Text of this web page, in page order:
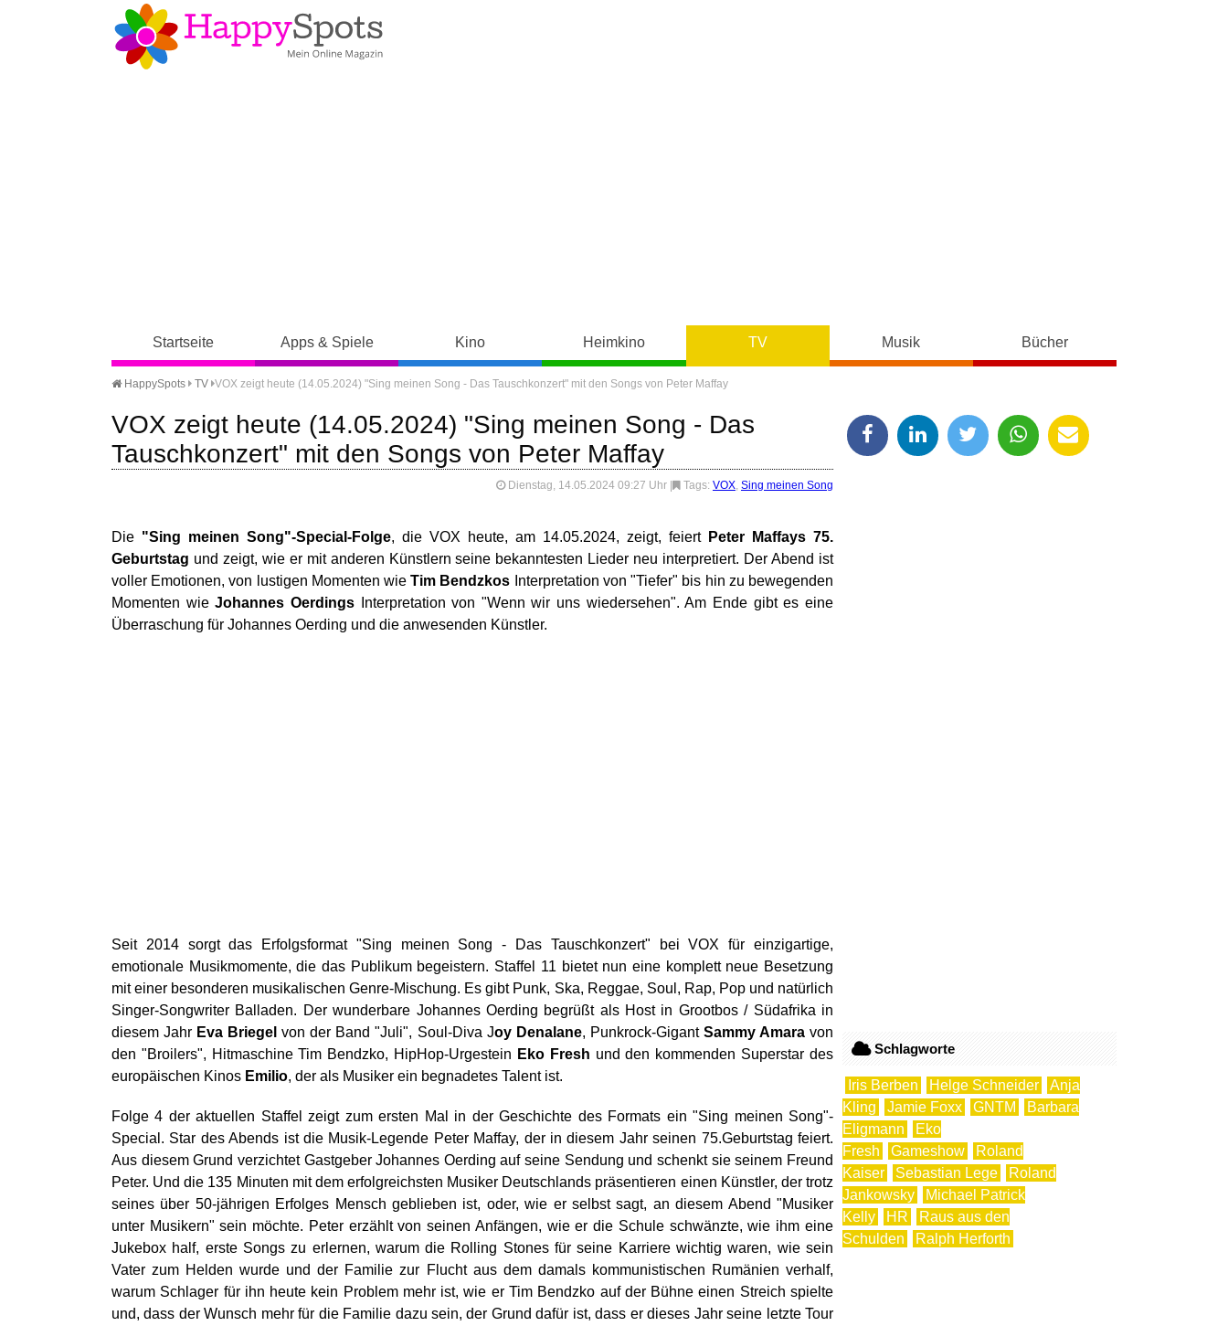
Startseite Apps & Spiele Kino Heimkino TV Musik Bücher
HappySpots TV VOX zeigt heute (14.05.2024) "Sing meinen Song - Das Tauschkonzert" mit den Songs von Peter Maffay
VOX zeigt heute (14.05.2024) "Sing meinen Song - Das
Tauschkonzert" mit den Songs von Peter Maffay
Dienstag, 14.05.2024 09:27 Uhr Tags: VOX, Sing meinen Song
Die "Sing meinen Song"-Special-Folge, die VOX heute, am 14.05.2024, zeigt, feiert Peter Maffays 75.
Geburtstag und zeigt, wie er mit anderen Künstlern seine bekanntesten Lieder neu interpretiert. Der Abend ist
voller Emotionen, von lustigen Momenten wieTim Bendzkos Interpretation von "Tiefer" bis hin zu bewegenden
Momenten wieJohannes OerdingsInterpretation von "Wenn wir uns wiedersehen". Am Ende gibt es eine
Überraschung für Johannes Oerding und die anwesenden Künstler.
Seit 2014 sorgt das Erfolgsformat "Sing meinen Song - Das Tauschkonzert" bei VOX für einzigartige,
emotionale Musikmomente, die das Publikum begeistern. Staffel 11 bietet nun eine komplett neue Besetzung
mit einer besonderen musikalischen Genre-Mischung. Es gibt Punk, Ska, Reggae, Soul, Rap, Pop und natürlich
Singer-Songwriter Balladen. Der wunderbare Johannes Oerding begrüßt als Host in Grootbos / Südafrika in
diesem Jahr Eva Briegel von der Band "Juli", Soul-Diva Joy Denalane, Punkrock-Gigant Sammy Amaravon
den "Broilers", Hitmaschine Tim Bendzko, HipHop-Urgestein Eko Fresh und den kommenden Superstar des
europäischen Kinos Emilio, der als Musiker ein begnadetes Talent ist.
Folge 4 der aktuellen Staffel zeigt zum ersten Mal in der Geschichte des Formats ein "Sing meinen Song"-
Special. Star des Abends ist die Musik-Legende Peter Maffay, der in diesem Jahr seinen 75.Geburtstag feiert.
Aus diesem Grund verzichtet Gastgeber Johannes Oerding auf seine Sendung und schenkt sie seinem Freund
Peter. Und die 135 Minuten mit dem erfolgreichsten Musiker Deutschlands präsentieren einen Künstler, der trotz
seines über 50-jährigen Erfolges Mensch geblieben ist, oder, wie er selbst sagt, an diesem Abend "Musiker
unter Musikern" sein möchte. Peter erzählt von seinen Anfängen, wie er die Schule schwänzte, wie ihm eine
Jukebox half, erste Songs zu erlernen, warum die Rolling Stones für seine Karriere wichtig waren, wie sein
Vater zum Helden wurde und der Familie zur Flucht aus dem damals kommunistischen Rumänien verhalf,
warum Schlager für ihn heute kein Problem mehr ist, wie er Tim Bendzko auf der Bühne einen Streich spielte
und, dass der Wunsch mehr für die Familie dazu sein, der Grund dafür ist, dass er dieses Jahr seine letzte Tour
Schlagworte
Iris Berben Helge Schneider
Anja
Kling
Jamie Foxx GNTM
Barbara
Eligmann
Eko
Fresh
Gameshow
Roland
Kaiser
Sebastian Lege
Roland
Jankowsky
Michael Patrick
Kelly
HR
Raus aus den
Schulden
Ralph Herforth